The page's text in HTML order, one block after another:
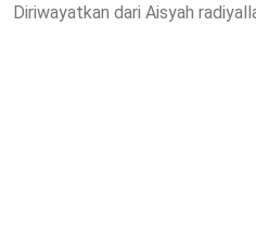
Diriwayatkan dari Aisyah